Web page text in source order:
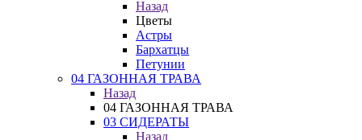
Назад
Цветы
Астры
Бархатцы
Петунии
04 ГАЗОННАЯ ТРАВА
Назад
04 ГАЗОННАЯ ТРАВА
03 СИДЕРАТЫ
Назад